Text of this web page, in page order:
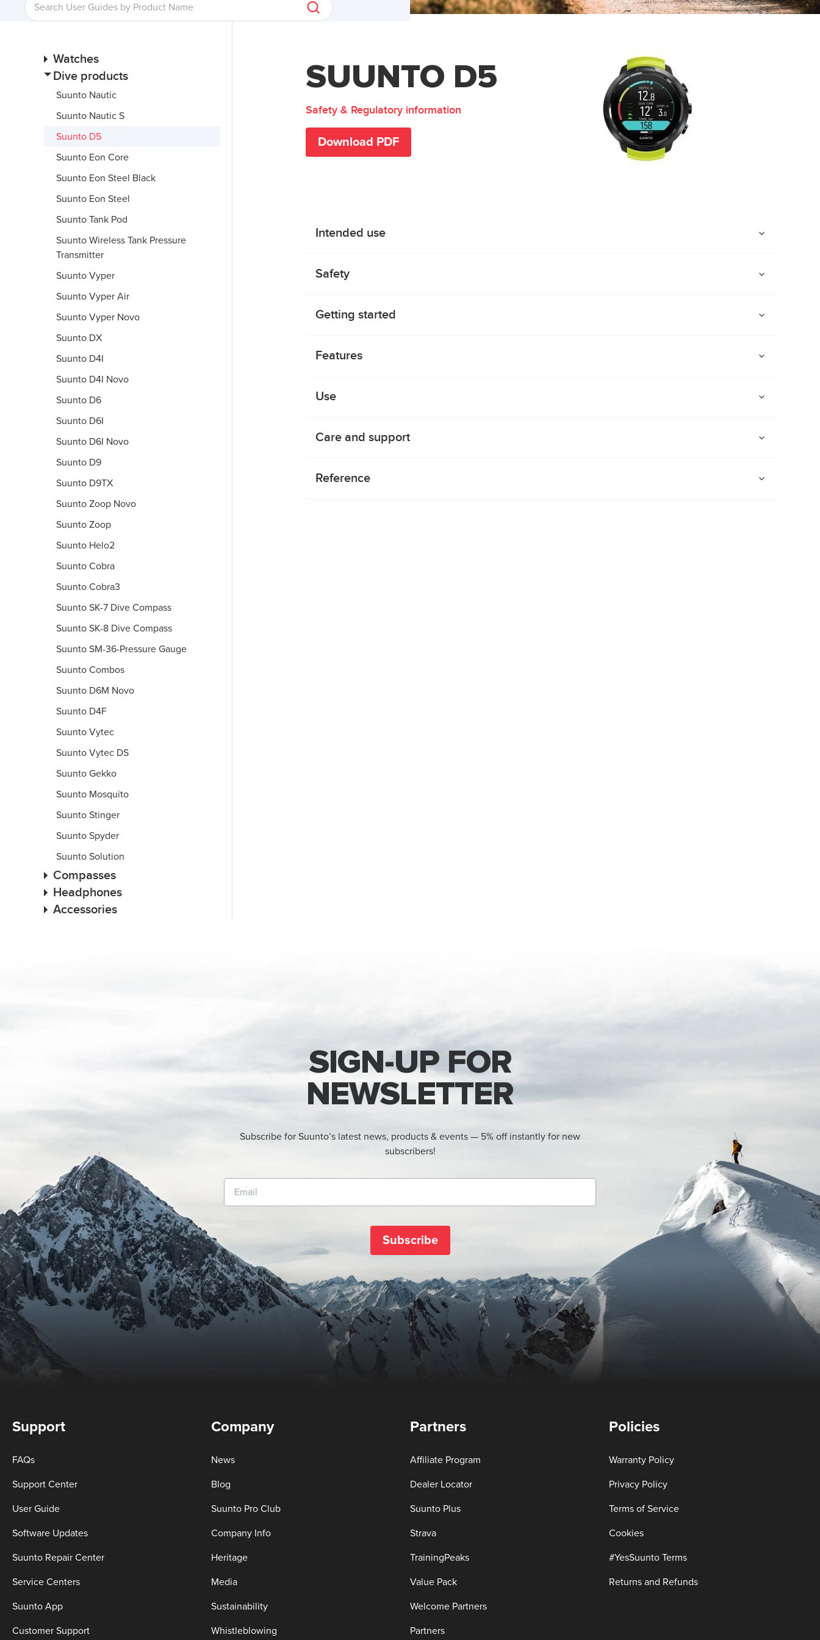
Watches
Dive products
Suunto Nautic
Suunto Nautic S
Suunto D5
Suunto Eon Core
Suunto Eon Steel Black
Suunto Eon Steel
Suunto Tank Pod
Suunto Wireless Tank Pressure
Transmitter
Suunto Vyper
Suunto Vyper Air
Suunto Vyper Novo
Suunto DX
Suunto D4I
Suunto D4I Novo
Suunto D6
Suunto D6I
Suunto D6I Novo
Suunto D9
Suunto D9TX
Suunto Zoop Novo
Suunto Zoop
Suunto Helo2
Suunto Cobra
Suunto Cobra3
Suunto SK-7 Dive Compass
Suunto SK-8 Dive Compass
Suunto SM-36-Pressure Gauge
Suunto Combos
Suunto D6M Novo
Suunto D4F
Suunto Vytec
Suunto Vytec DS
Suunto Gekko
Suunto Mosquito
Suunto Stinger
Suunto Spyder
Suunto Solution
Compasses
Headphones
Accessories
SUUNTO D5
Safety & Regulatory information
Download PDF
Intended use
Safety
Getting started
Features
Use
Care and support
Reference
SIGN-UP FOR
NEWSLETTER
Subscribe for Suunto’s latest news, products & events — 5% off instantly for new
subscribers!
Subscribe
Support
FAQs
Support Center
User Guide
Software Updates
Suunto Repair Center
Service Centers
Suunto App
Customer Support
Company
News
Blog
Suunto Pro Club
Company Info
Heritage
Media
Sustainability
Whistleblowing
Partners
Affiliate Program
Dealer Locator
Suunto Plus
Strava
TrainingPeaks
Value Pack
Welcome Partners
Partners
Policies
Warranty Policy
Privacy Policy
Terms of Service
Cookies
#YesSuunto Terms
Returns and Refunds